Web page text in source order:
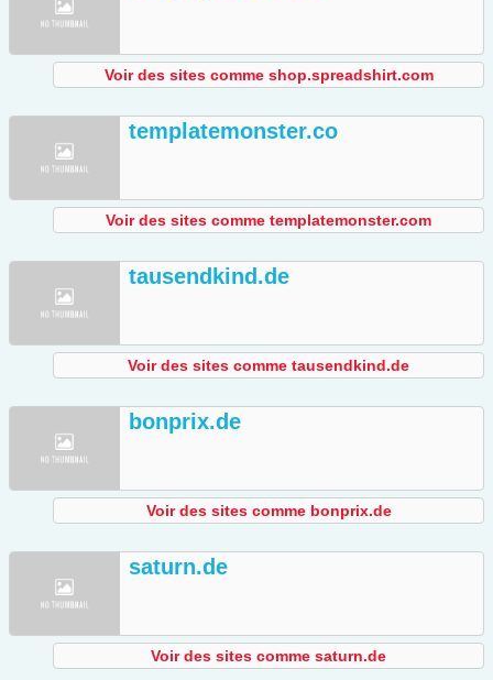
Voir des sites comme shop.spreadshirt.com
templatemonster.co
Voir des sites comme templatemonster.com
tausendkind.de
Voir des sites comme tausendkind.de
bonprix.de
Voir des sites comme bonprix.de
saturn.de
Voir des sites comme saturn.de